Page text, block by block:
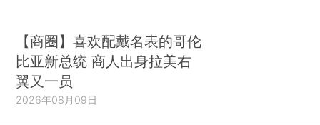
【商圈】喜欢配戴名表的哥伦
比亚新总统 商人出身拉美右
翼又一员
2026年08月09日